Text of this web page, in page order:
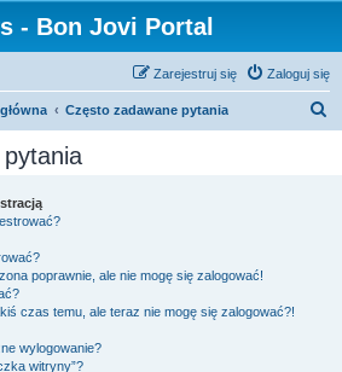
- Bon Jovi Portal
Zaloguj się
Zarejestruj się
Często zadawane pytania
poprawnie, ale nie mogę się zalogować!
czas temu, ale teraz nie mogę się zalogować?!
wylogowanie?
witryny”?